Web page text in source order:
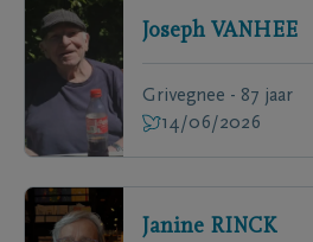
Joseph VANHEE
Grivegnee - 87 jaar
14/06/2026
Janine RINCK